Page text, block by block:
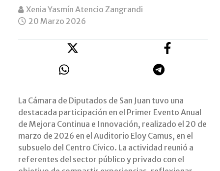
Xenia Yasmín Atencio Zangrandi
20 Marzo 2026
La Cámara de Diputados de San Juan tuvo una
destacada participación en el Primer Evento Anual
de Mejora Continua e Innovación, realizado el 20 de
marzo de 2026 en el Auditorio Eloy Camus, en el
subsuelo del Centro Cívico. La actividad reunió a
referentes del sector público y privado con el